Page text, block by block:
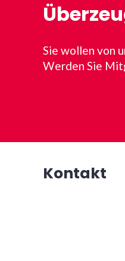
Sie wollen von
Werden Sie
Kontakt